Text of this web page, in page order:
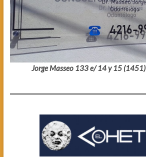
Jorge Masseo 133 e/ 14 y 15 (1451)